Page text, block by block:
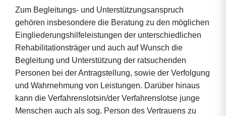
Zum Begleitungs- und Unterstützungsanspruch
gehören insbesondere die Beratung zu den möglichen
Eingliederungshilfeleistungen der unterschiedlichen
Rehabilitationsträger und auch auf Wunsch die
Begleitung und Unterstützung der ratsuchenden
Personen bei der Antragstellung, sowie der Verfolgung
und Wahrnehmung von Leistungen. Darüber hinaus
kann die Verfahrenslotsin/der Verfahrenslotse junge
Menschen auch als sog. Person des Vertrauens zu